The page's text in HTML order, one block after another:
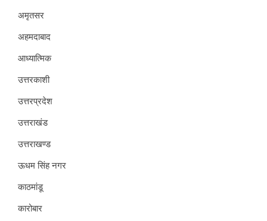
अमृतसर
अहमदाबाद
आध्यात्मिक
उत्तरकाशी
उत्तरप्रदेश
उत्तराखंड
उत्तराखण्ड
ऊधम सिंह नगर
काठमांडू
कारोबार